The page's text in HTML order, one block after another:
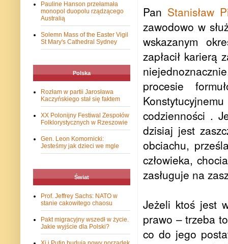
Pan Stanisław
zawodowo w
wskazanym
zapłacił karierą
procesie
codzienności .
dzisiaj jest
obciachu,
człowieka,
zasługuje na
Jeżeli ktoś jest
prawo – trzeba
co do jego
Pauline Hanson przełamała
monopol duopolu rządzącego
Australią
Solemn Mass of the Easter Vigil
St Mary's Cathedral Sydney
Polska
Rozłam w partii Jarosława
Kaczyńskiego stał się faktem
XX Polonijny Festiwal Zespołów
Folklorystycznych w Rzeszowie
Gen. Leon Komornicki:
Jesteśmy jak dzieci we mgle
Świat
Prof. Jeffrey Sachs: NATO w
stanie cakowitego chaosu
Pakt migracyjny wszedł w życie.
Jakie wyjście dla Polski?